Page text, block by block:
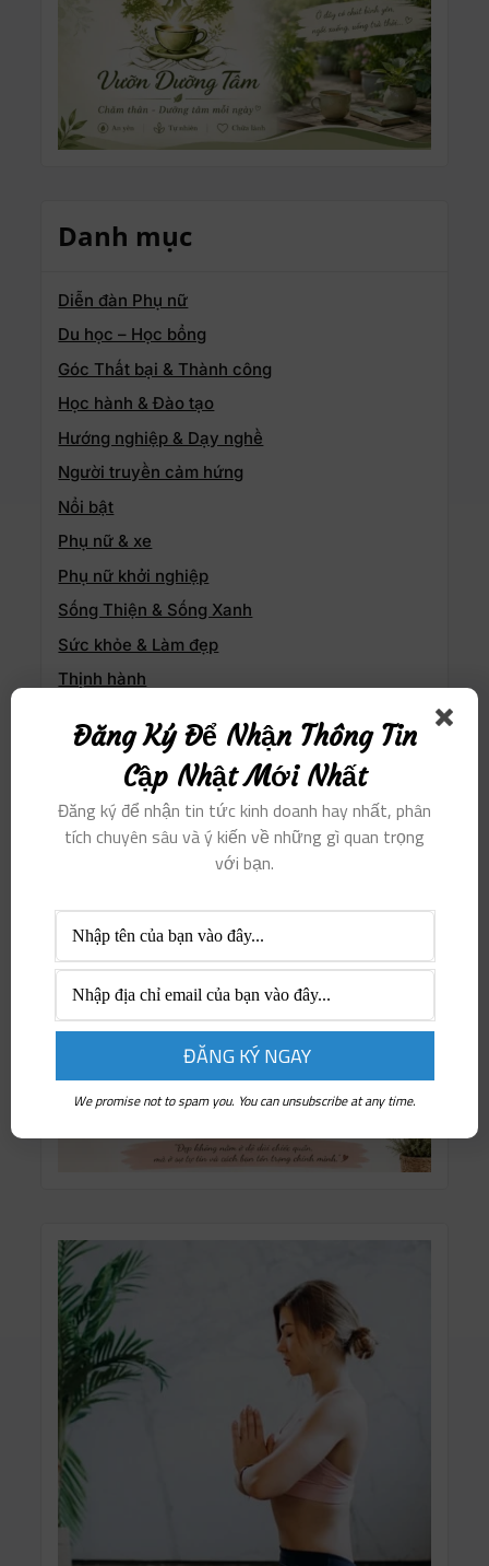
Danh mục
Diễn đàn Phụ nữ
Du học – Học bổng
Góc Thất bại & Thành công
Học hành & Đào tạo
Hướng nghiệp & Dạy nghề
Người truyền cảm hứng
Nổi bật
Phụ nữ & xe
Phụ nữ khởi nghiệp
Sống Thiện & Sống Xanh
Sức khỏe & Làm đẹp
Thịnh hành
Tri thức & Nghệ thuật
Tuyển dụng & Việc làm
Đăng Ký Để Nhận Thông Tin
Cập Nhật Mới Nhất
Đăng ký để nhận tin tức kinh doanh hay nhất, phân
tích chuyên sâu và ý kiến ​​về những gì quan trọng
với bạn.
We promise not to spam you. You can unsubscribe at any time.